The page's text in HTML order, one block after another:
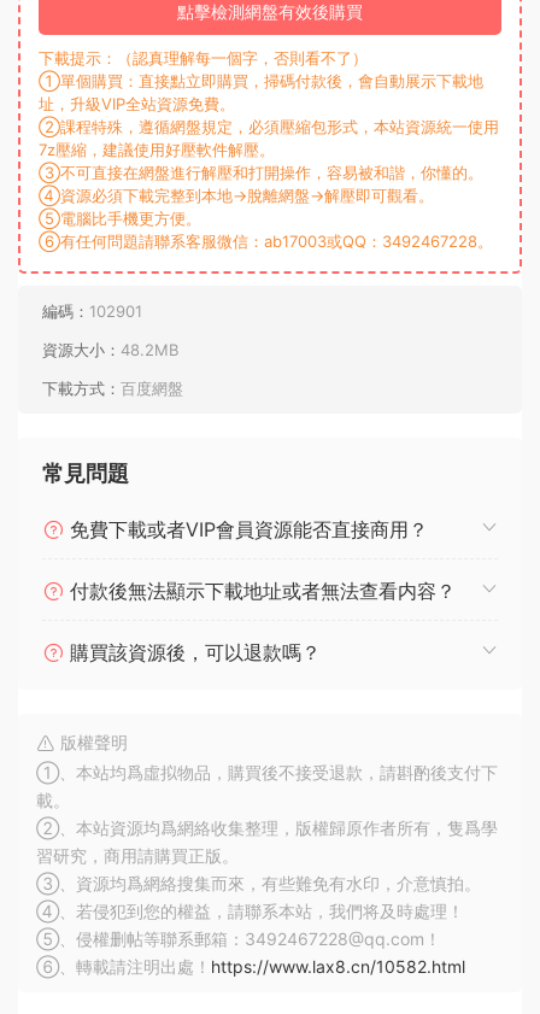
點擊檢測網盤有效後購買
下載提示：（認真理解每一個字，否則看不了）
①單個購買：直接點立即購買，掃碼付款後，會自動展示下載地
址，升級VIP全站資源免費。
②課程特殊，遵循網盤規定，必須壓縮包形式，本站資源統一使用
7z壓縮，建議使用好壓軟件解壓。
③不可直接在網盤進行解壓和打開操作，容易被和諧，你懂的。
④資源必須下載完整到本地→脫離網盤→解壓即可觀看。
⑤電腦比手機更方便。
⑥有任何問題請聯系客服微信：ab17003或QQ：3492467228。
編碼： 102901
資源大小： 48.2MB
下載方式： 百度網盤
常見問題
免費下載或者VIP會員資源能否直接商用？
付款後無法顯示下載地址或者無法查看内容？
購買該資源後，可以退款嗎？
版權聲明
①、本站均爲虛拟物品，購買後不接受退款，請斟酌後支付下
載。
②、本站資源均爲網絡收集整理，版權歸原作者所有，隻爲學
習研究，商用請購買正版。
③、資源均爲網絡搜集而來，有些難免有水印，介意慎拍。
④、若侵犯到您的權益，請聯系本站，我們将及時處理！
⑤、侵權删帖等聯系郵箱：3492467228@qq.com！
⑥、轉載請注明出處！ https://www.lax8.cn/10582.html